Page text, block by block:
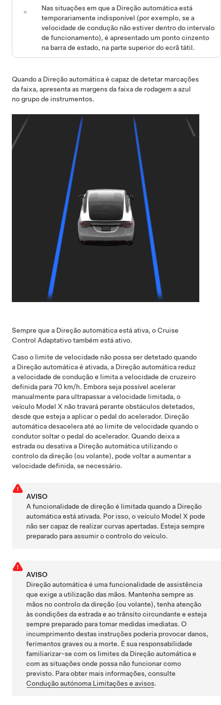
Nas situações em que a Direção automáticaestá
temporariamente indisponível (por exemplo, se a
velocidade de condução não estiver dentro do intervalo
de funcionamento), é apresentado um ponto cinzento
na barra de estado, na parte superior do ecrã tátil.
Quando a Direção automáticaé capaz de detetar marcações
da faixa, apresenta as margens da faixa de rodagem a azul
nogrupo de instrumentos.
Sempre que a Direção automáticaestá ativa, o Cruise
Control Adaptativotambém está ativo.
Caso o limite de velocidade não possa ser detetado quando
a Direção automáticaé ativada, a Direção automática reduz
a velocidade de condução e limita a velocidade de cruzeiro
definida para70 km/h. Embora seja possível acelerar
manualmente para ultrapassar a velocidade limitada, o
veículo Model X não travará perante obstáculos detetados,
desde que esteja a aplicar o pedal do acelerador. Direção
automáticadesacelera até ao limite de velocidade quando o
condutor soltar o pedal do acelerador. Quando deixa a
estrada ou desativa a Direção automática utilizando o
controlo da direção (ou volante), pode voltar a aumentar a
velocidade definida, se necessário.
AVISO
A funcionalidade de direção é limitada quando a Direção
automáticaestá ativada. Por isso, o veículo Model X pode
não ser capaz de realizar curvas apertadas. Esteja sempre
preparado para assumir o controlo do veículo.
AVISO
Direção automáticaé uma funcionalidade de assistência
que exige a utilização das mãos. Mantenha sempre as
mãos nocontrolo da direção (ou volante), tenha atenção
às condições da estrada e ao trânsito circundante e esteja
sempre preparado para tomar medidas imediatas. O
incumprimento destas instruções poderia provocar danos,
ferimentos graves ou a morte. É sua responsabilidade
familiarizar-se com os limites da Direção automáticae
com as situações onde possa não funcionar como
previsto. Para obter mais informações, consulte
Condução autónoma Limitações e avisos.